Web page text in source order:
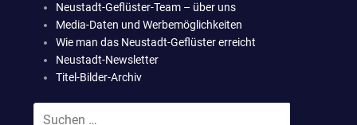
Neustadt-Geflüster-Team – über uns
Media-Daten und Werbemöglichkeiten
Wie man das Neustadt-Geflüster erreicht
Neustadt-Newsletter
Titel-Bilder-Archiv